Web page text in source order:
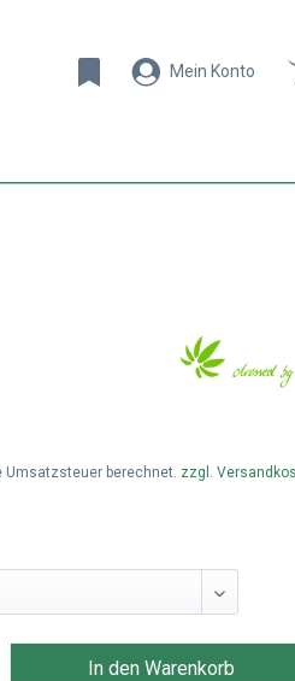
Mein Konto
Umsatzsteuer berechnet. zzgl.
In den Warenkorb